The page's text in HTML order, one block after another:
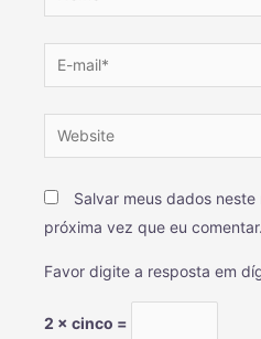
Salvar meus dados
próxima vez que eu comentar.
Favor digite a resposta em
2 × cinco =